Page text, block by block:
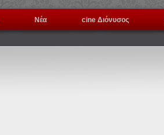
Νέα cine Διόνυσος